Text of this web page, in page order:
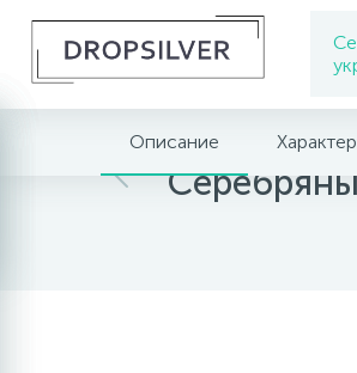
Главная Серебряные
Описание